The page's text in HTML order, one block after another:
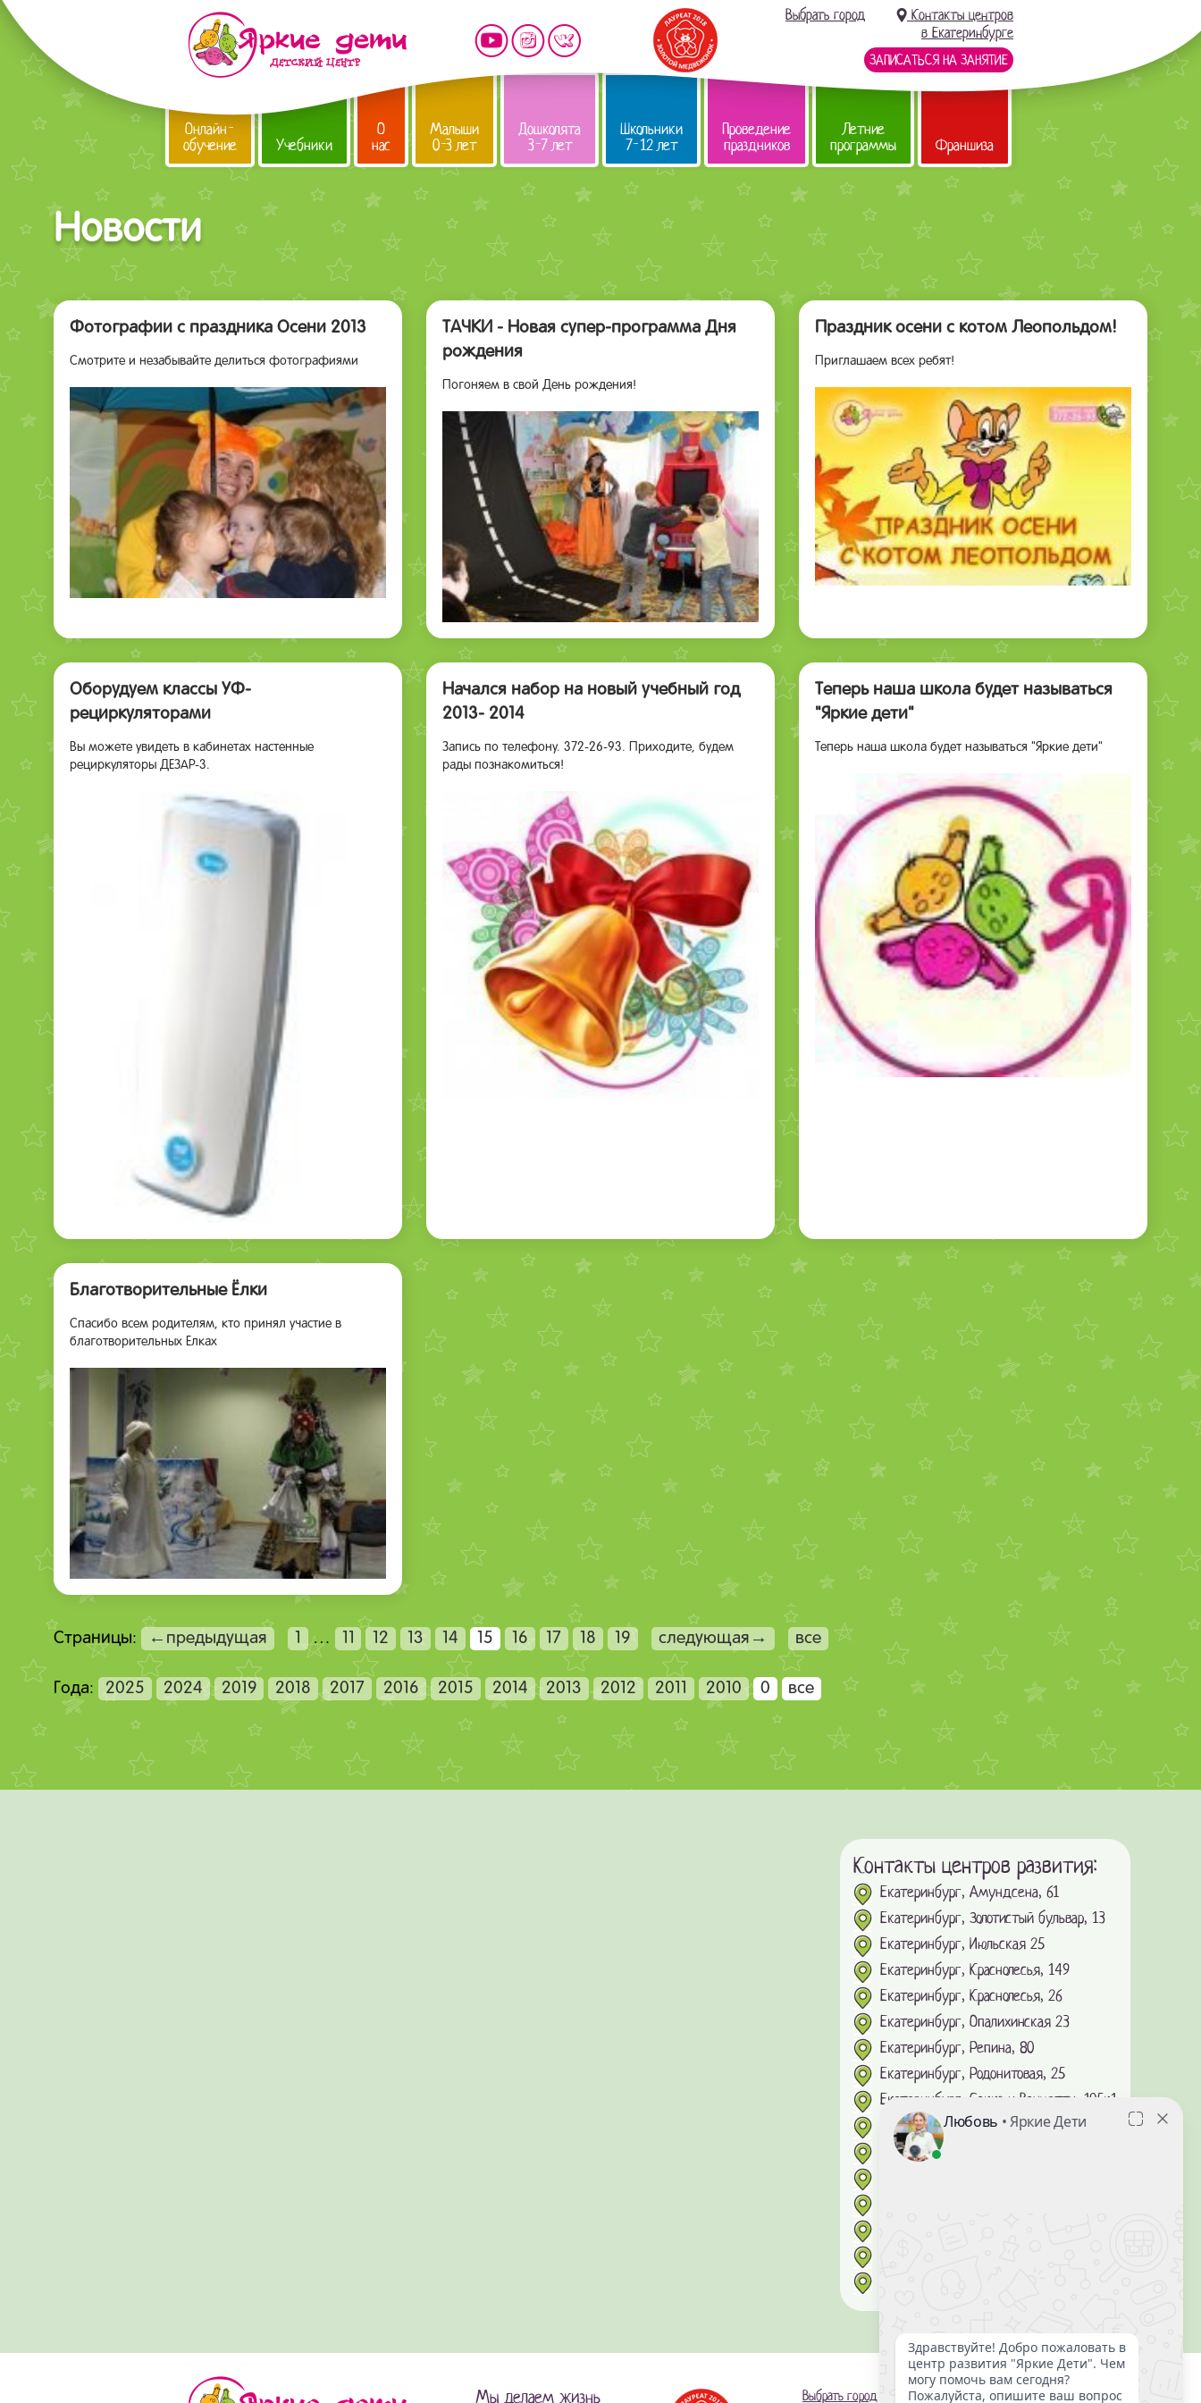
Выбрать город
Контакты центров
в Екатеринбурге
ЗАПИСАТЬСЯ НА ЗАНЯТИЕ
Онлайн-
обучение Учебники
О
нас
Малыши
0-3 лет
Дошколята
3-7 лет
Школьники
7-12 лет
Проведение
праздников
Летние
программы Франшиза
Новости
Фотографии с праздника Осени 2013
Смотрите и незабывайте делиться фотографиями
ТАЧКИ - Новая супер-программа Дня
рождения
Погоняем в свой День рождения!
Праздник осени с котом Леопольдом!
Приглашаем всех ребят!
Оборудуем классы УФ-
рециркуляторами
Вы можете увидеть в кабинетах настенные
рециркуляторы ДЕЗАР-3.
Начался набор на новый учебный год
2013- 2014
Запись по телефону. 372-26-93. Приходите, будем
рады познакомиться!
Теперь наша школа будет называться
"Яркие дети"
Теперь наша школа будет называться "Яркие дети"
Благотворительные Ёлки
Спасибо всем родителям, кто принял участие в
благотворительных Елках
Страницы: ←предыдущая 1 … 11 12 13 14 15 16 17 18 19 следующая→ все
Года: 2025 2024 2019 2018 2017 2016 2015 2014 2013 2012 2011 2010 0 все
Контакты центров развития:
Екатеринбург, Амундсена, 61
Екатеринбург, Золотистый бульвар, 13
Екатеринбург, Июльская 25
Екатеринбург, Краснолесья, 149
Екатеринбург, Краснолесья, 26
Екатеринбург, Опалихинская 23
Екатеринбург, Репина, 80
Екатеринбург, Родонитовая, 25
Екатеринбург, Сакко и Ванцетти, 105к1
Екатеринбург, Стачек, 62
Екатеринбург, Сурикова, 55
Мы делаем жизнь Выбрать город
Контакты центров